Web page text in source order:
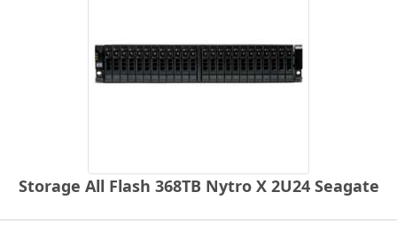
Storage All Flash 368TB Nytro X 2U24 Seagate